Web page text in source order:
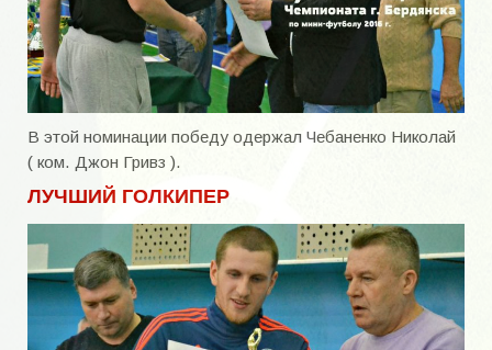
В этой номинации победу одержал Чебаненко Николай
( ком. Джон Гривз ).
ЛУЧШИЙ ГОЛКИПЕР